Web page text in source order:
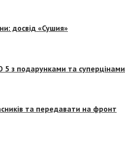
досвід «Сушия»
5 з подарунками та суперцінами
та передавати на фронт